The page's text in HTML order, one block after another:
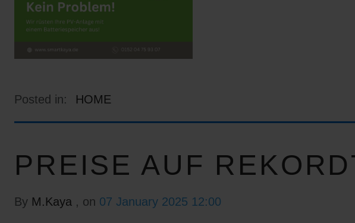
Posted in: HOME
PREISE AUF
By M.Kaya , on 07 January 2025 12:00